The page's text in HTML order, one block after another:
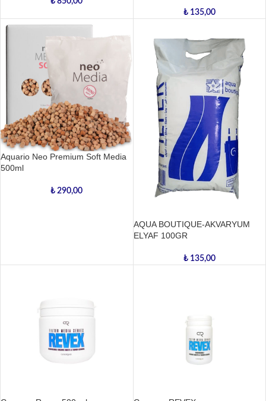
₺135,00
Aquario Neo Premium Soft Media
500ml
₺ 290,00
AQUA BOUTIQUE-AKVARYUM
ELYAF 100GR
₺135,00